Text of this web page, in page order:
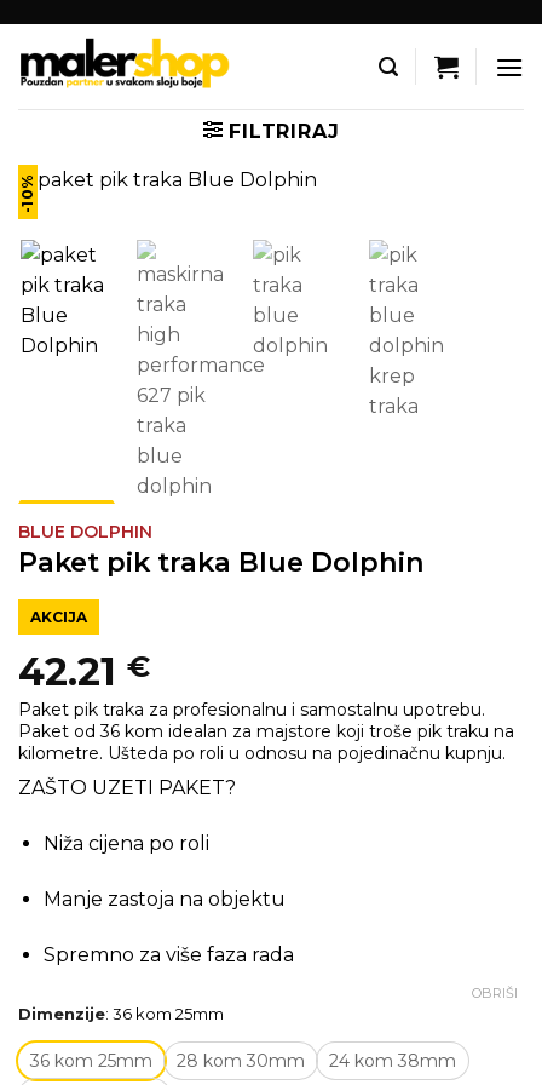
content
FILTRIRAJ
-10%
BLUE DOLPHIN
Paket pik traka Blue Dolphin
AKCIJA
42.21 €
Paket pik traka za profesionalnu i samostalnu upotrebu.
Paket od 36 kom idealan za majstore koji troše pik traku na
kilometre. Ušteda po roli u odnosu na pojedinačnu kupnju.
ZAŠTO UZETI PAKET?
Niža cijena po roli
Manje zastoja na objektu
Spremno za više faza rada
Dimenzije: 36 kom 25mm
36 kom 25mm 28 kom 30mm 24 kom 38mm
OBRIŠI